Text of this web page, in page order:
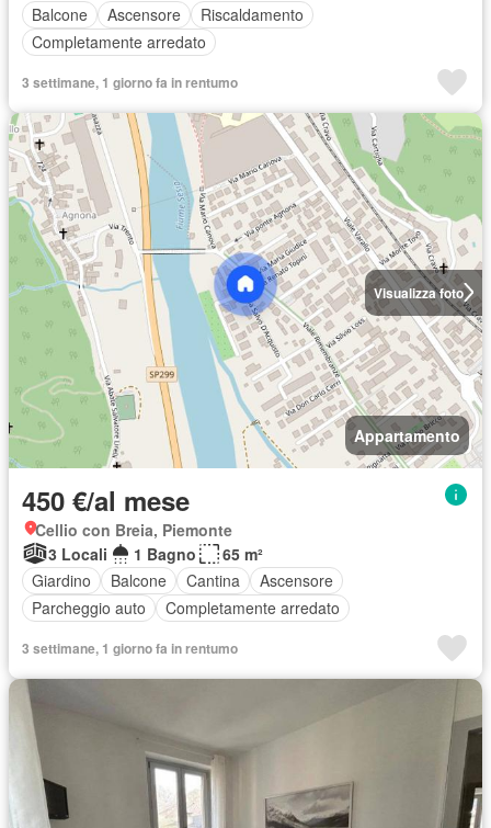
Balcone
Ascensore
Riscaldamento
Completamente arredato
3 settimane, 1 giorno fa in rentumo
Visualizza foto
Appartamento
450 €/al mese
Cellio con Breia, Piemonte
3 Locali
1 Bagno
65 m²
Giardino
Balcone Cantina
Ascensore
Parcheggio auto
Completamente arredato
3 settimane, 1 giorno fa in rentumo